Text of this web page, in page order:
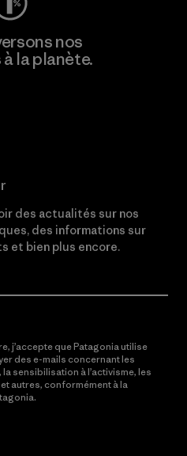
nos
la planète.
des actualités sur nos
des informations sur
et bien plus encore.
j’accepte que Patagonia utilise
des e-mails concernant les
sensibilisation à l’activisme, les
autres, conformément à la